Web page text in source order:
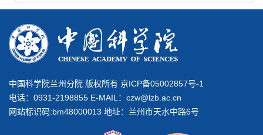
中国科学院兰州分院 版权所有 京ICP备05002857号-1
电话：0931-2198855 E-MAIL： czw@lzb.ac.cn
网站标识码:bm48000013 地址：兰州市天水中路6号